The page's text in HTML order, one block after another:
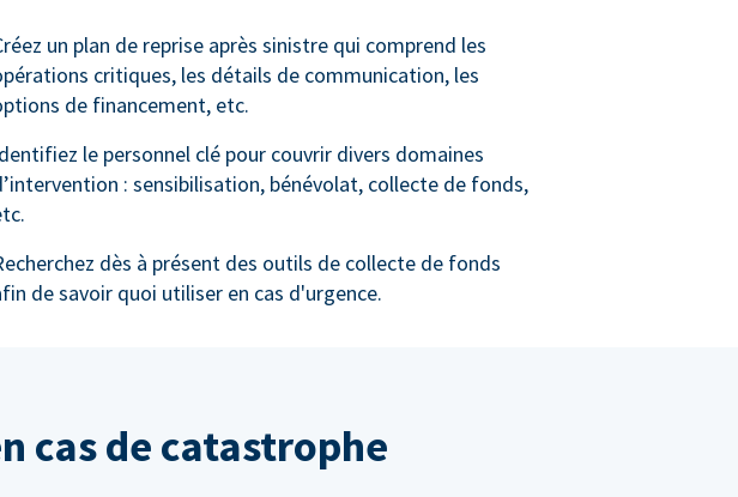
un plan de reprise après sinistre qui comprend les
critiques, les détails de communication, les
de financement, etc.
le personnel clé pour couvrir divers domaines
: sensibilisation, bénévolat, collecte de fonds,
dès à présent des outils de collecte de fonds
de savoir quoi utiliser en cas d'urgence.
cas de catastrophe